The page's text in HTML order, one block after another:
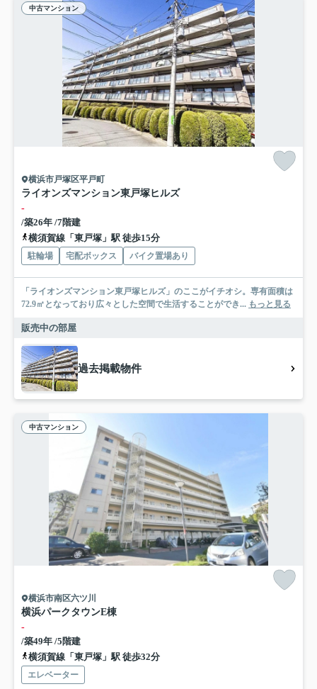
中古マンション
横浜市戸塚区平戸町
ライオンズマンション東戸塚ヒルズ
-
/築26年 /7階建
横須賀線「東戸塚」駅 徒歩15分
駐輪場 宅配ボックス バイク置場あり
「ライオンズマンション東戸塚ヒルズ」のここがイチオシ。専有面積は
72.9㎡となっており広々とした空間で生活することができ... もっと見る
販売中の部屋
過去掲載物件
中古マンション
横浜市南区六ツ川
横浜パークタウンE棟
-
/築49年 /5階建
横須賀線「東戸塚」駅 徒歩32分
エレベーター